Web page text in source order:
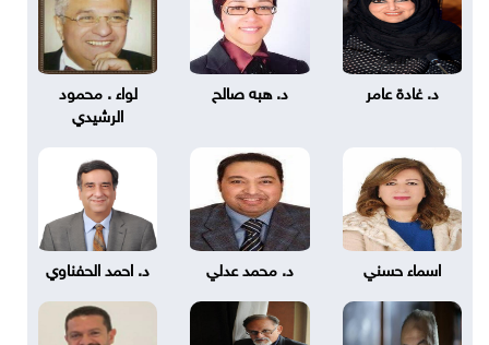
د. غادة عامر د. هبه صالح
لواء . محمود
الرشيدي
اسماء حسني د. محمد عدلي د. احمد الحفناوي